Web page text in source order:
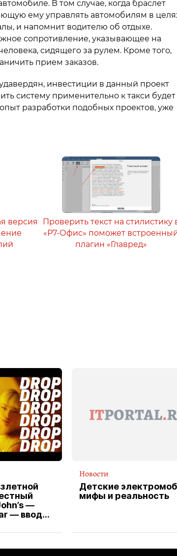
В том случае, когда браслет
ему управлять автомобилям в
и напомнит водителю об отдыхе.
сопротивление, указывающее на
сидящего за рулем. Кроме того,
прием заказов.
инвестиции в данный проект
систему применительно к такси будет
разработки подобных проектов, уже
версия
Проверить текст на стилистику
«Р7-Офис» поможет
плагин «Главред»
—
— вводит
Новости
Детские
мифы и реальность